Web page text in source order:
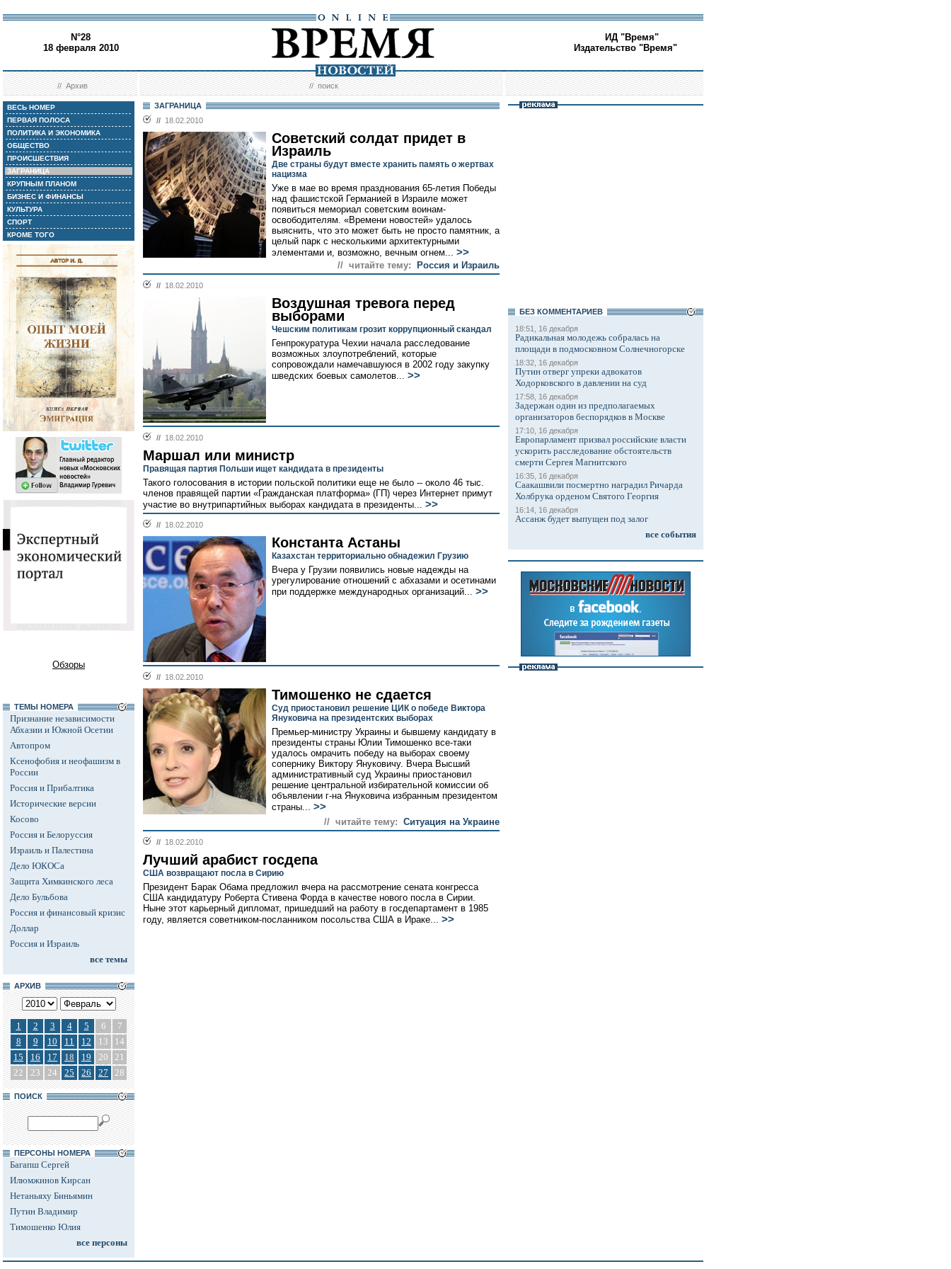
N°28
18 февраля 2010
ИД "Время"
Издательство "Время"
//Архив //поиск
ВЕСЬ НОМЕР
ПЕРВАЯ ПОЛОСА
ПОЛИТИКА И ЭКОНОМИКА
ОБЩЕСТВО
ПРОИСШЕСТВИЯ
ЗАГРАНИЦА
КРУПНЫМ ПЛАНОМ
БИЗНЕС И ФИНАНСЫ
КУЛЬТУРА
СПОРТ
КРОМЕ ТОГО
Обзоры
ТЕМЫ НОМЕРА
Признание независимости
Абхазии и Южной Осетии
Автопром
Ксенофобия и неофашизм в
России
Россия и Прибалтика
Исторические версии
Косово
Россия и Белоруссия
Израиль и Палестина
Дело ЮКОСа
Защита Химкинского леса
Дело Бульбова
Россия и финансовый кризис
Доллар
Россия и Израиль
все темы
АРХИВ
1 2 3 4 5 6
7
8
9 10 11 12 13
14
15
16 17 18 19 20
21
22
23 24 25 26 27 28
ПОИСК
ПЕРСОНЫ НОМЕРА
Багапш Сергей
Илюмжинов Кирсан
Нетаньяху Биньямин
Путин Владимир
Тимошенко Юлия
все персоны
ЗАГРАНИЦА
// 18.02.2010
Советский солдат придет в
Израиль
Две страны будут вместе хранить память о жертвах
нацизма
Уже в мае во время празднования 65-летия Победы
над фашистской Германией в Израиле может
появиться мемориал советским воинам-
освободителям. «Времени новостей» удалось
выяснить, что это может быть не просто памятник, а
целый парк с несколькими архитектурными
элементами и, возможно, вечным огнем... >>
// читайте тему: Россия и Израиль
// 18.02.2010
Воздушная тревога перед
выборами
Чешским политикам грозит коррупционный скандал
Генпрокуратура Чехии начала расследование
возможных злоупотреблений, которые
сопровождали намечавшуюся в 2002 году закупку
шведских боевых самолетов... >>
// 18.02.2010
Маршал или министр
Правящая партия Польши ищет кандидата в президенты
Такого голосования в истории польской политики еще не было -- около 46 тыс.
членов правящей партии «Гражданская платформа» (ГП) через Интернет примут
участие во внутрипартийных выборах кандидата в президенты... >>
// 18.02.2010
Константа Астаны
Казахстан территориально обнадежил Грузию
Вчера у Грузии появились новые надежды на
урегулирование отношений с абхазами и осетинами
при поддержке международных организаций... >>
// 18.02.2010
Тимошенко не сдается
Суд приостановил решение ЦИК о победе Виктора
Януковича на президентских выборах
Премьер-министру Украины и бывшему кандидату в
президенты страны Юлии Тимошенко все-таки
удалось омрачить победу на выборах своему
сопернику Виктору Януковичу. Вчера Высший
административный суд Украины приостановил
решение центральной избирательной комиссии об
объявлении г-на Януковича избранным президентом
страны... >>
// читайте тему: Ситуация на Украине
// 18.02.2010
Лучший арабист госдепа
США возвращают посла в Сирию
Президент Барак Обама предложил вчера на рассмотрение сената конгресса
США кандидатуру Роберта Стивена Форда в качестве нового посла в Сирии.
Ныне этот карьерный дипломат, пришедший на работу в госдепартамент в 1985
году, является советником-посланником посольства США в Ираке... >>
БЕЗ КОМMЕНТАРИЕВ
18:51, 16 декабря
Радикальная молодежь собралась на
площади в подмосковном Солнечногорске
18:32, 16 декабря
Путин отверг упреки адвокатов
Ходорковского в давлении на суд
17:58, 16 декабря
Задержан один из предполагаемых
организаторов беспорядков в Москве
17:10, 16 декабря
Европарламент призвал российские власти
ускорить расследование обстоятельств
смерти Сергея Магнитского
16:35, 16 декабря
Саакашвили посмертно наградил Ричарда
Холбрука орденом Святого Георгия
16:14, 16 декабря
Ассанж будет выпущен под залог
все события